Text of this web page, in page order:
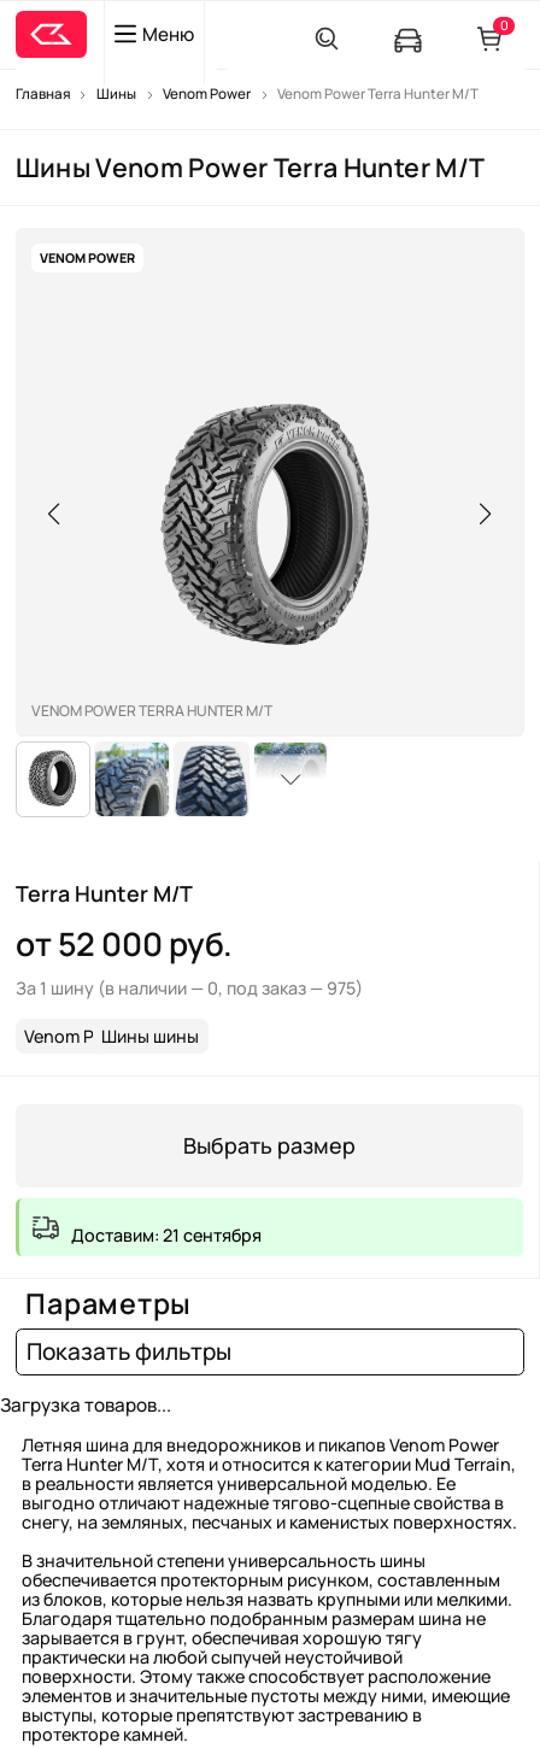
Меню 0
Главная Шины Venom Power Venom Power Terra Hunter M/T
Шины Venom Power Terra Hunter M/T
VENOM POWER
VENOM POWER TERRA HUNTER M/T
Terra Hunter M/T
от 52 000 руб.
За 1 шину (в наличии — 0, под заказ — 975)
Venom Power >
Шины шины
Выбрать размер
Доставим: 21 сентября
Параметры
Показать фильтры
Загрузка товаров...
Летняя шина для внедорожников и пикапов Venom Power
Terra Hunter M/T, хотя и относится к категории Mud Terrain,
в реальности является универсальной моделью. Ее
выгодно отличают надежные тягово-сцепные свойства в
снегу, на земляных, песчаных и каменистых поверхностях.
В значительной степени универсальность шины
обеспечивается протекторным рисунком, составленным
из блоков, которые нельзя назвать крупными или мелкими.
Благодаря тщательно подобранным размерам шина не
зарывается в грунт, обеспечивая хорошую тягу
практически на любой сыпучей неустойчивой
поверхности. Этому также способствует расположение
элементов и значительные пустоты между ними, имеющие
выступы, которые препятствуют застреванию в
протекторе камней.